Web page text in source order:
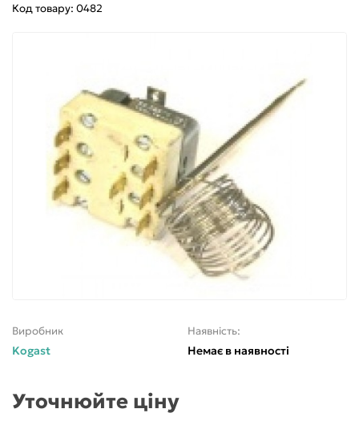
Код товару: 0482
Виробник
Kogast
Наявність:
Немає в наявності
Уточнюйте ціну